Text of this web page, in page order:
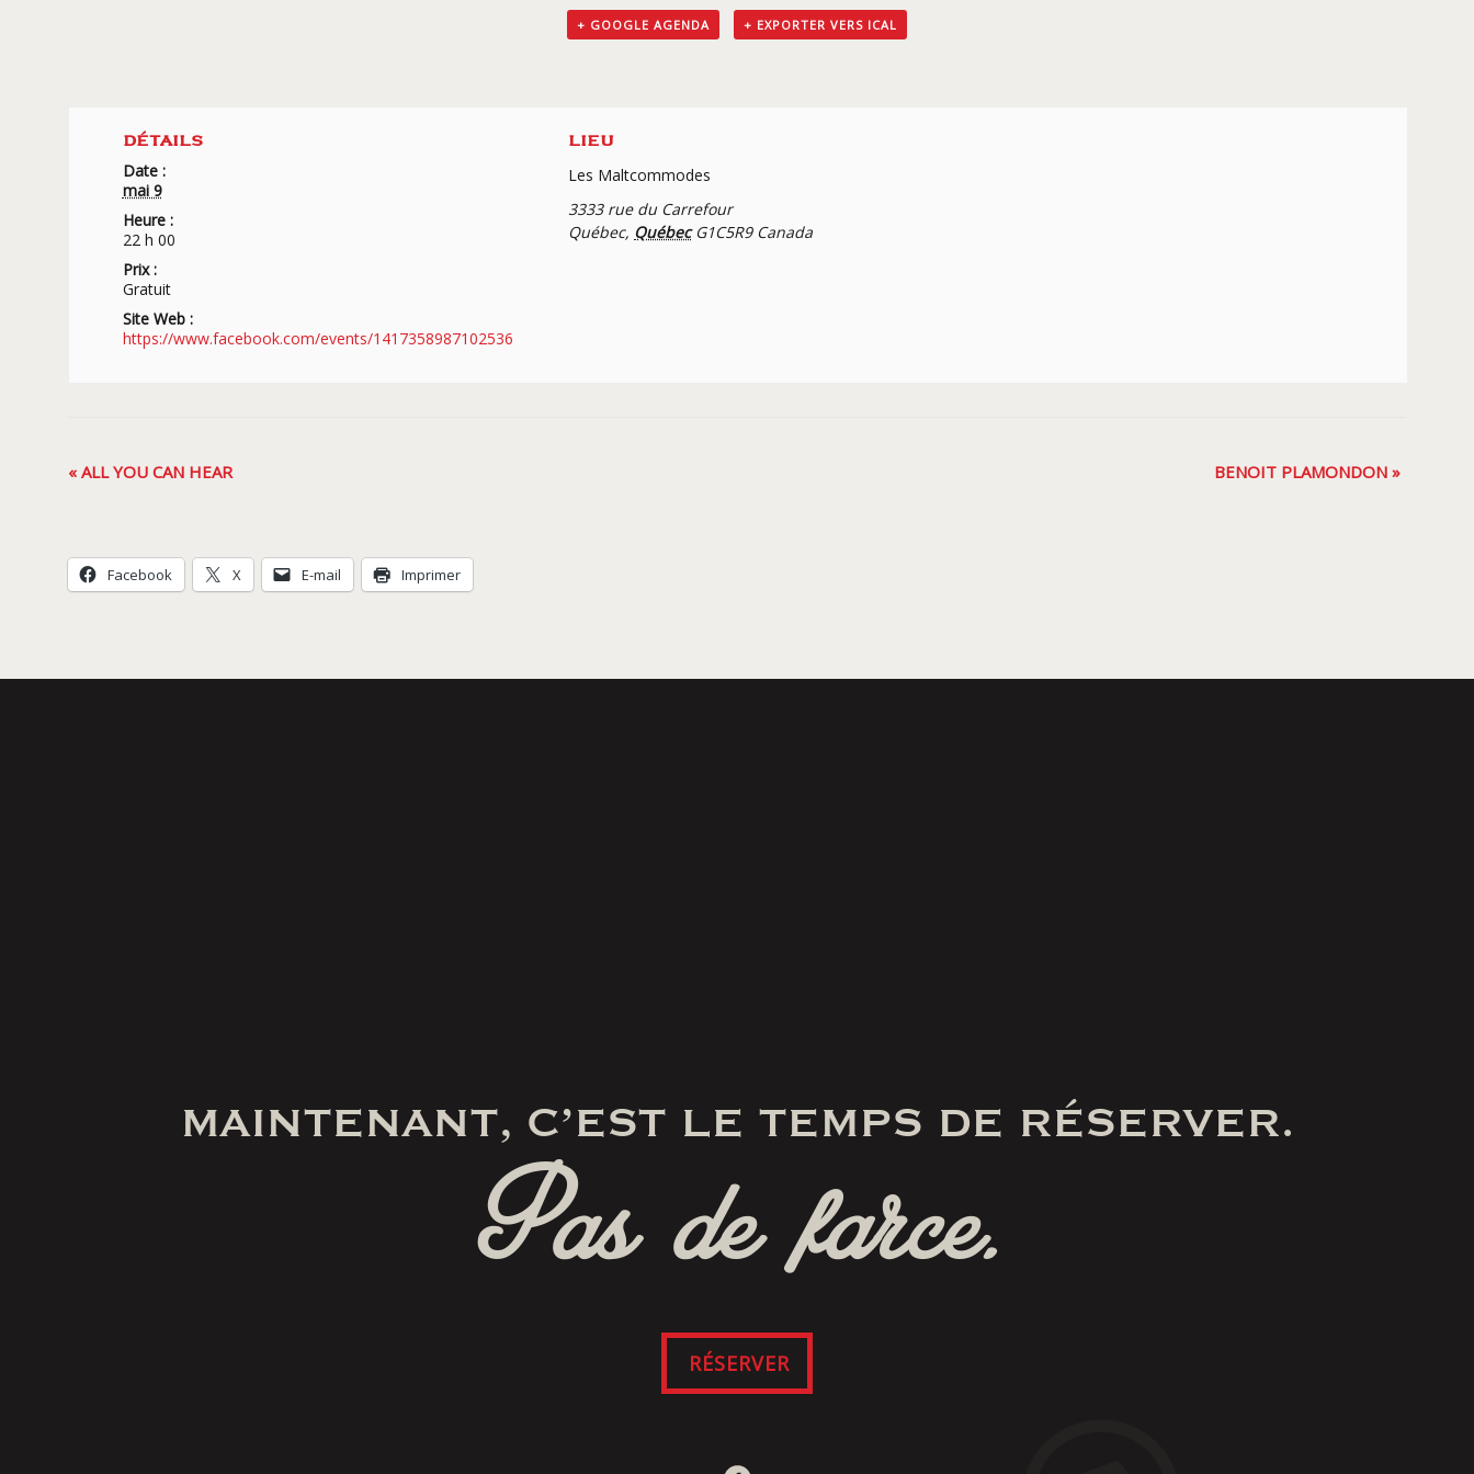
+ GOOGLE AGENDA + EXPORTER VERS ICAL
DÉTAILS
Date :
mai 9
Heure :
22 h 00
Prix :
Gratuit
Site Web :
https://www.facebook.com/events/1417358987102536
LIEU
Les Maltcommodes
3333 rue du Carrefour
Québec, Québec G1C5R9 Canada
Navigation
« ALL YOU CAN HEAR BENOIT PLAMONDON »
Facebook X E-mail Imprimer
MAINTENANT, C’EST LE TEMPS DE RÉSERVER.
Pas de farce.
RÉSERVER